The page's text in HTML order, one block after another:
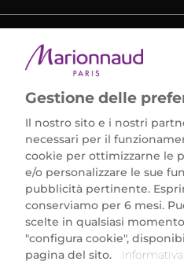
Marionnaud Parfumeries
Largo Fiera Milano 5, 20017
REA Milano 1650024 con
SCARICA LA NOSTRA APP
Gestione delle
Il nostro sito e i nostri
necessari per il
cookie per ottimizzarne le
e/o personalizzare le sue
pubblicità pertinente.
conserviamo per 6 mesi.
scelte in qualsiasi
"configura cookie",
pagina del sito.